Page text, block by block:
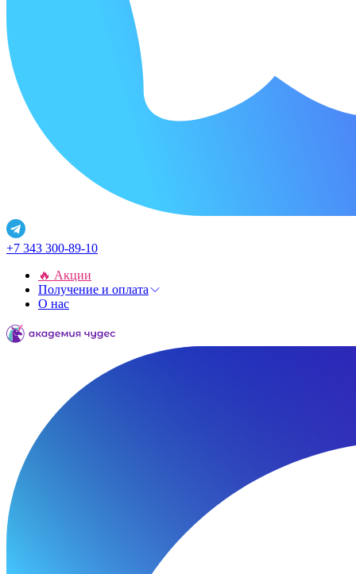
+7 343 300-89-10
🔥 Акции
Получение и оплата
О нас